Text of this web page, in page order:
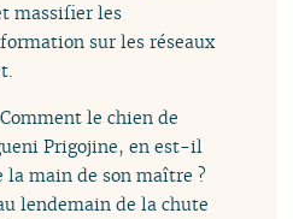
massifier les
sur les réseaux
le chien de
Prigojine, en est-il
main de son maître ?
lendemain de la chute